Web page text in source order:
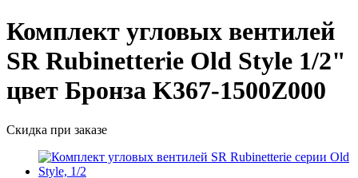
Комплект угловых вентилей
SR Rubinetterie Old Style 1/2"
цвет Бронза K367-1500Z000
Скидка при заказе